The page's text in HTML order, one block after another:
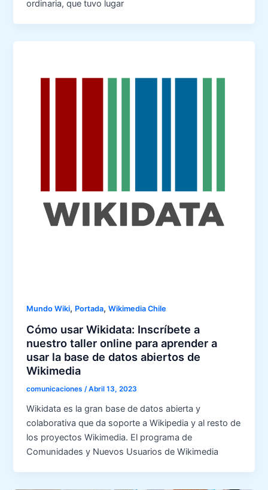
ordinaria, que tuvo lugar
Mundo Wiki, Portada,Wikimedia Chile
Cómo usar Wikidata: Inscríbete a
nuestro taller online para aprender a
usar la base de datos abiertos de
Wikimedia
comunicaciones/Abril 13, 2023
Wikidata es la gran base de datos abierta y
colaborativa que da soporte a Wikipedia y al resto de
los proyectos Wikimedia. El programa de
Comunidades y Nuevos Usuarios de Wikimedia